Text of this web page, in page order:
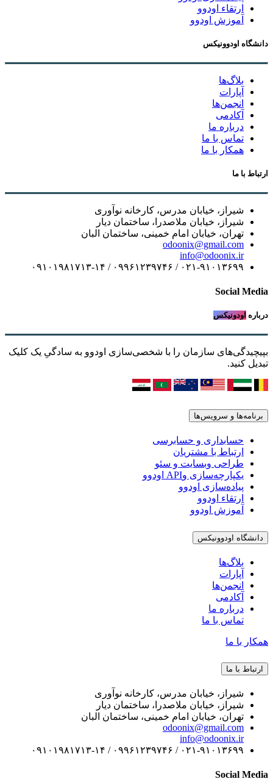
ارتقاء اودوو
آموزش اودوو
دانشگاه اودوونیکس
بلاگ‌ها
آپارات
انجمن‌ها
آکادمی
درباره ما
تماس با ما
همکار با ما
ارتباط با ما
شیراز، خیابان مدرس، کارخانه نوآوری
شیراز، خیابان ملاصدرا، ساختمان دیار
تهران، خیابان امام خمینی، ساختمان البان
odoonix@gmail.com
info@odoonix.ir
۰۲۱-۹۱۰۱۳۶۹۹ / ۰۹۹۶۱۲۳۹۷۴۶ / ۰۹۱۰۱۹۸۱۷۱۳-۱۴
Social Media
درباره اودونیکس
بپیچیدگی‌های سازمان را با شخصی‌سازی اودوو به سادگیِ یک کلیک
تبدیل کنید.
برنامه‌ها و سرویس‌ها
حسابداری و حسابرسی
ارتباط با مشتریان
طراحی وبسایت و سئو
یکپارچه‌سازی وAPI اودوو
پیاده‌سازی اودوو
ارتقاء اودوو
آموزش اودوو
دانشگاه اودوونیکس
بلاگ‌ها
آپارات
انجمن‌ها
آکادمی
درباره ما
تماس با ما
همکار با ما
ارتباط با ما
شیراز، خیابان مدرس، کارخانه نوآوری
شیراز، خیابان ملاصدرا، ساختمان دیار
تهران، خیابان امام خمینی، ساختمان البان
odoonix@gmail.com
info@odoonix.ir
۰۲۱-۹۱۰۱۳۶۹۹ / ۰۹۹۶۱۲۳۹۷۴۶ / ۰۹۱۰۱۹۸۱۷۱۳-۱۴
Social Media